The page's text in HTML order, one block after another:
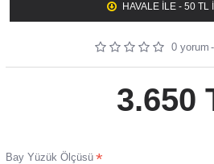
HAVALE ILE - 50 TL
0 yorum -
3.650
Bay Yüzük Ölçüsü